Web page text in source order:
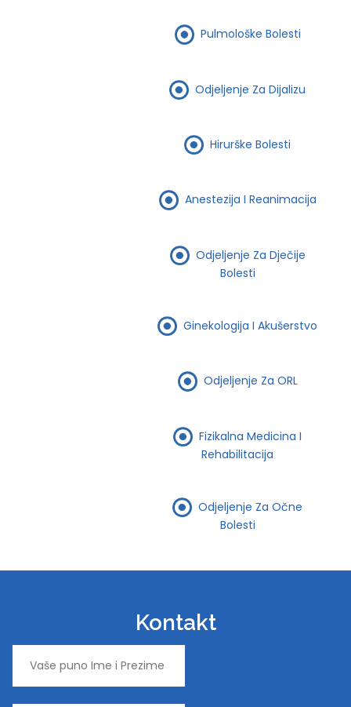
Pulmološke Bolesti
Odjeljenje Za Dijalizu
Hirurške Bolesti
Anestezija I Reanimacija
Odjeljenje Za Dječije
Bolesti
Ginekologija I Akušerstvo
Odjeljenje Za ORL
Fizikalna Medicina I
Rehabilitacija
Odjeljenje Za Očne
Bolesti
Kontakt